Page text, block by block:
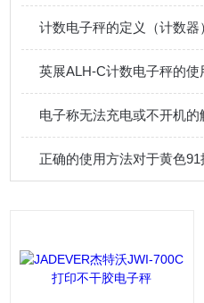
计数电子秤的定义（计数器
英展ALH-C计数电子秤的使
电子称无法充电或不开机的
正确的使用方法对于黄色